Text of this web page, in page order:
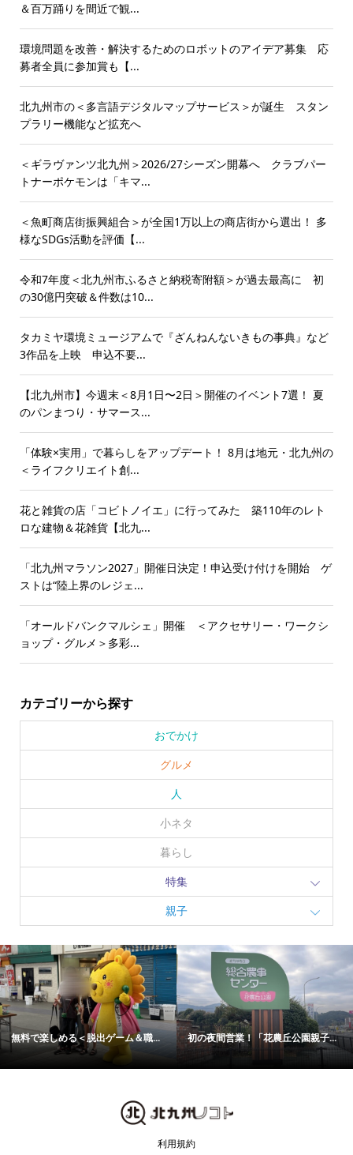
＆百万踊りを間近で観...
環境問題を改善・解決するためのロボットのアイデア募集 応
募者全員に参加賞も【...
北九州市の＜多言語デジタルマップサービス＞が誕生 スタン
プラリー機能など拡充へ
＜ギラヴァンツ北九州＞2026/27シーズン開幕へ クラブパー
トナーポケモンは「キマ...
＜魚町商店街振興組合＞が全国1万以上の商店街から選出！ 多
様なSDGs活動を評価【...
令和7年度＜北九州市ふるさと納税寄附額＞が過去最高に 初
の30億円突破＆件数は10...
タカミヤ環境ミュージアムで『ざんねんないきもの事典』など
3作品を上映 申込不要...
【北九州市】今週末＜8月1日〜2日＞開催のイベント7選！ 夏
のパンまつり・サマース...
「体験×実用」で暮らしをアップデート！ 8月は地元・北九州の
＜ライフクリエイト創...
花と雑貨の店「コビトノイエ」に行ってみた 築110年のレト
ロな建物＆花雑貨【北九...
「北九州マラソン2027」開催日決定！申込受け付けを開始 ゲ
ストは“陸上界のレジェ...
「オールドバンクマルシェ」開催 ＜アクセサリー・ワークシ
ョップ・グルメ＞多彩...
カテゴリーから探す
おでかけ
グルメ
人
小ネタ
暮らし
特集
親子
九州鉄道記念館で「夏の鉄道の祭... ディズニー最新作公開を記念！ 「...
利用規約